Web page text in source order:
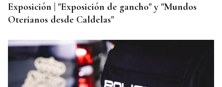
Exposición | "Exposición de gancho" y "Mundos
Oterianos desde Caldelas"